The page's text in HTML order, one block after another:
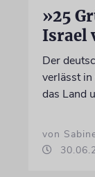
»25
Israel
Der
verlässt in
das Land
von